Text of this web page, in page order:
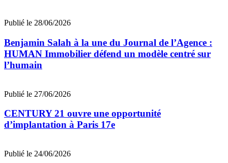
Publié le 28/06/2026
Benjamin Salah à la une du Journal de l’Agence :
HUMAN Immobilier défend un modèle centré sur
l’humain
Publié le 27/06/2026
CENTURY 21 ouvre une opportunité
d’implantation à Paris 17e
Publié le 24/06/2026